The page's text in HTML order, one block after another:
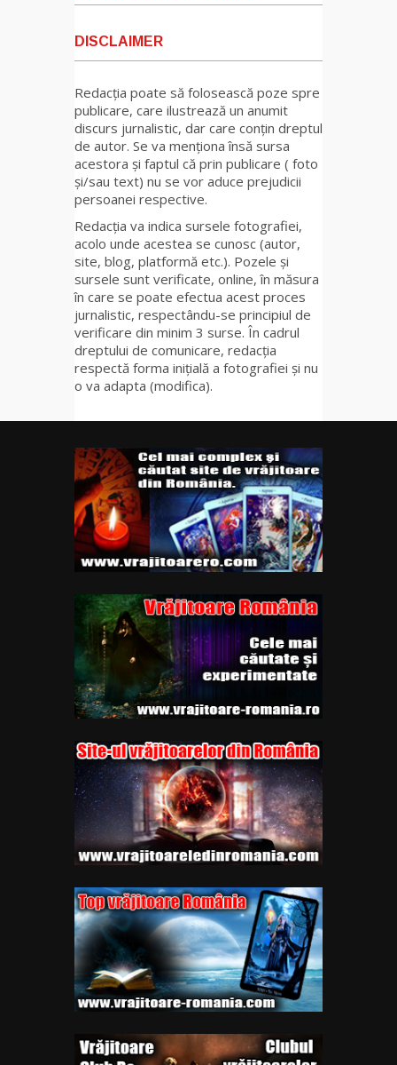
DISCLAIMER
Redacția poate să folosească poze spre
publicare, care ilustrează un anumit
discurs jurnalistic, dar care conțin dreptul
de autor. Se va menționa însă sursa
acestora și faptul că prin publicare ( foto
și/sau text) nu se vor aduce prejudicii
persoanei respective.
Redacția va indica sursele fotografiei,
acolo unde acestea se cunosc (autor,
site, blog, platformă etc.). Pozele și
sursele sunt verificate, online, în măsura
în care se poate efectua acest proces
jurnalistic, respectându-se principiul de
verificare din minim 3 surse. În cadrul
dreptului de comunicare, redacția
respectă forma inițială a fotografiei și nu
o va adapta (modifica).